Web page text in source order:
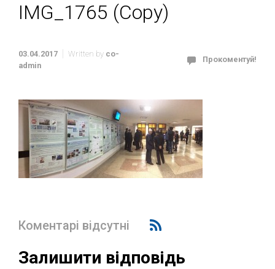
IMG_1765 (Copy)
03.04.2017 Written by co-
admin
Прокоментуй!
Коментарі відсутні
Залишити відповідь